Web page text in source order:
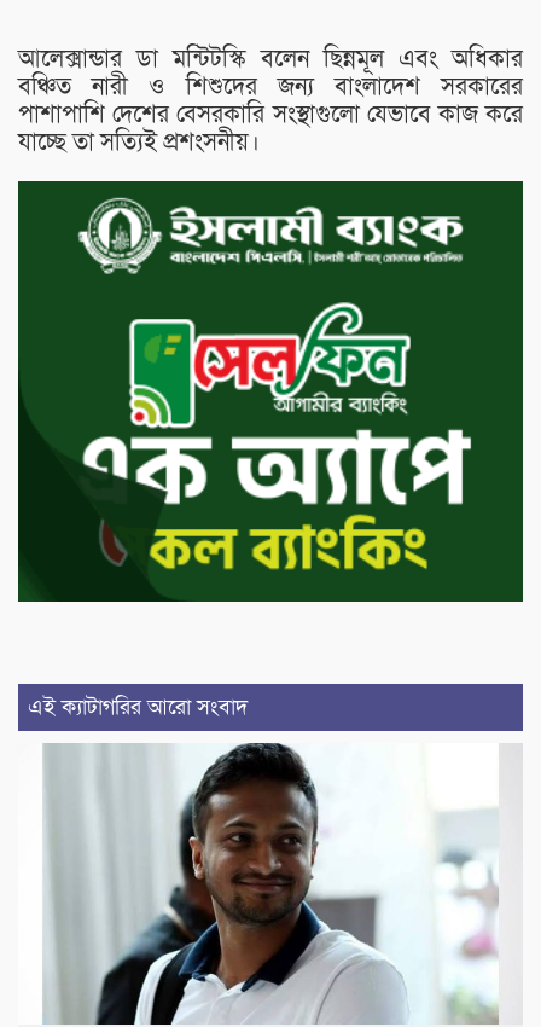
আলেক্সান্ডার ডা মন্টিটস্কি বলেন ছিন্নমূল এবং অধিকার
বঞ্চিত নারী ও শিশুদের জন্য বাংলাদেশ সরকারের
পাশাপাশি দেশের বেসরকারি সংস্থাগুলো যেভাবে কাজ করে
যাচ্ছে তা সত্যিই প্রশংসনীয়।
এই ক্যাটাগরির আরো সংবাদ